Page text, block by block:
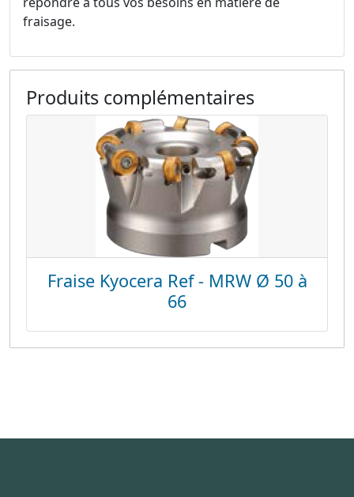
fraisage.
Produits complémentaires
Fraise Kyocera Ref - MRW Ø 50 à
66